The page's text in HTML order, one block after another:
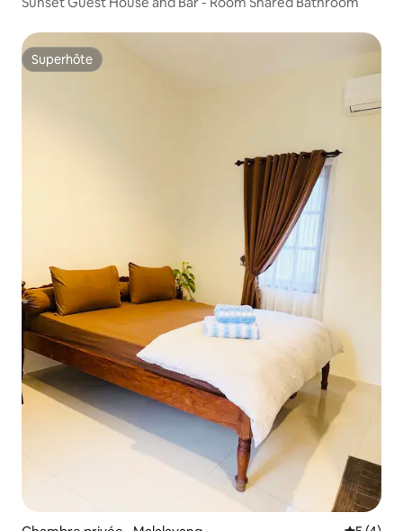
Superhôte
Superhôte